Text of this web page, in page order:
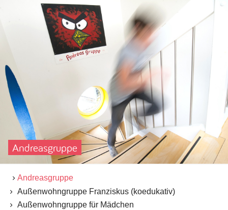
Andreasgruppe
Andreasgruppe
Außenwohngruppe Franziskus (koedukativ)
Außenwohngruppe für Mädchen